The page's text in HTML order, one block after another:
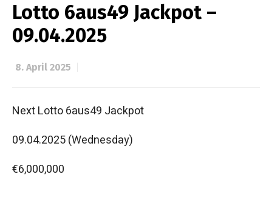
Lotto 6aus49 Jackpot –
09.04.2025
8. April 2025
Next Lotto 6aus49 Jackpot
09.04.2025 (Wednesday)
€6,000,000